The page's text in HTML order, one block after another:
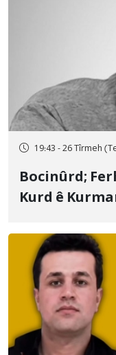
19:43 - 26 Tîrmeh
Bocinûrd;
Kurd ê